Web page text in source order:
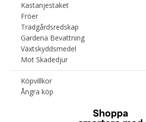
Kastanjestaket
Fröer
Trädgårdsredskap
Gardena Bevattning
Växtskyddsmedel
Mot Skadedjur
Köpvillkor
Ångra köp